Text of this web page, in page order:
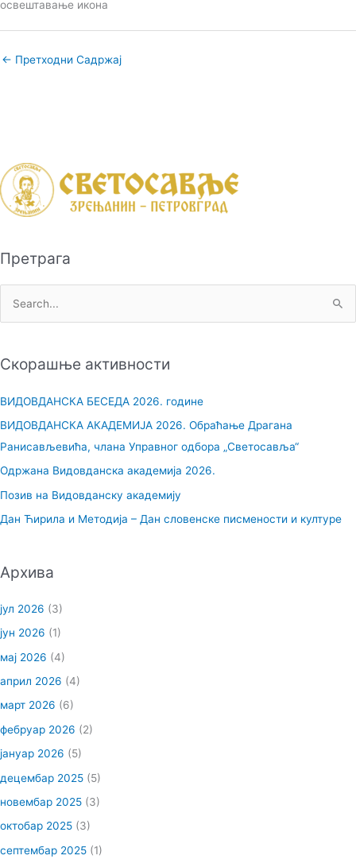
освештавање икона
← Претходни Садржај
Претрага
т
з
а
:
Скорашње активности
ВИДОВДАНСКА БЕСЕДА 2026. године
ВИДОВДАНСКА АКАДЕМИЈА 2026. Обраћање Драгана
Ранисављевића, члана Управног одбора „Светосавља“
Одржана Видовданска академија 2026.
Позив на Видовданску академију
Дан Ћирила и Методија – Дан словенске писмености и културе
Архива
јул 2026 (3)
јун 2026 (1)
мај 2026 (4)
април 2026 (4)
март 2026 (6)
фебруар 2026 (2)
јануар 2026 (5)
децембар 2025 (5)
новембар 2025 (3)
октобар 2025 (3)
септембар 2025 (1)